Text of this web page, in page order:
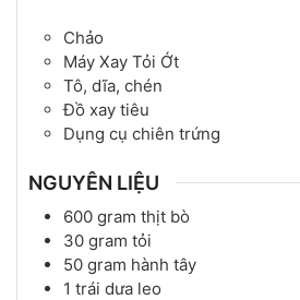
Chảo
Máy Xay Tỏi Ớt
Tô, dĩa, chén
Đồ xay tiêu
Dụng cụ chiên trứng
NGUYÊN LIỆU
600 gram thịt bò
30 gram tỏi
50 gram hành tây
1 trái dưa leo